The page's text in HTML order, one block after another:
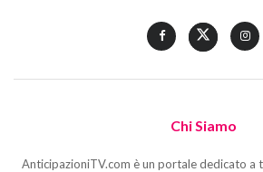
Chi Siamo
AnticipazioniTV.com è un portale dedicato a